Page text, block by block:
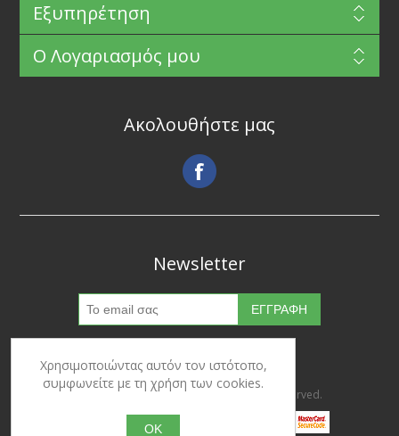
Εξυπηρέτηση
Ο Λογαριασμός μου
Ακολουθήστε μας
Newsletter
Copyright © 2026 Ypertrofes. All rights reserved.
Χρησιμοποιώντας αυτόν τον ιστότοπο,
συμφωνείτε με τη χρήση των cookies.
OK